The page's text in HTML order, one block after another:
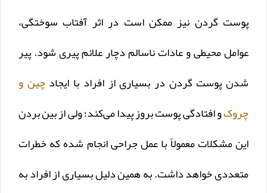
پوست گردن نیز ممکن است در اثر آفتاب سوختگی،
عوامل محیطی و عادات ناسالم دچار علائم پیری شود. پیر
شدن پوست گردن در بسیاری از افراد با ایجادچین و
چروکو افتادگی پوست بروز پیدا می‌کند؛ ولی از بین بردن
این مشکلات معمولاً با عمل جراحی انجام شده که خطرات
متعددی خواهد داشت. به همین دلیل بسیاری از افراد به